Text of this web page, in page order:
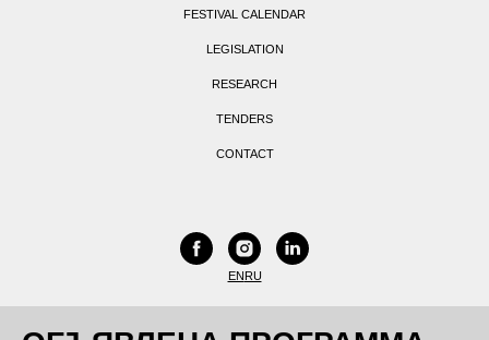
FESTIVAL CALENDAR
LEGISLATION
RESEARCH
TENDERS
CONTACT
ENRU